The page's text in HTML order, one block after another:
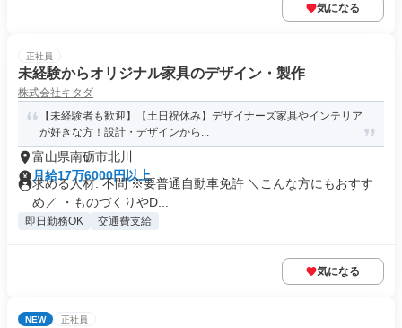
気になる
正社員
未経験からオリジナル家具のデザイン・製作
株式会社キタダ
【未経験者も歓迎】【土日祝休み】デザイナーズ家具やインテリア
が好きな方！設計・デザインから...
富山県南砺市北川
月給17万6000円以上
求める人材: 不問 ※要普通自動車免許 ＼こんな方にもおすす
め／ ・ものづくりやD...
即日勤務OK 交通費支給
気になる
NEW 正社員